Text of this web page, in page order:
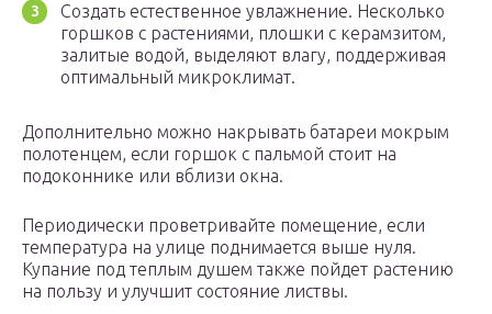
Создать естественное увлажнение. Несколько
горшков с растениями, плошки с керамзитом,
залитые водой, выделяют влагу, поддерживая
оптимальный микроклимат.
Дополнительно можно накрывать батареи мокрым
полотенцем, если горшок с пальмой стоит на
подоконнике или вблизи окна.
Периодически проветривайте помещение, если
температура на улице поднимается выше нуля.
Купание под теплым душем также пойдет растению
на пользу и улучшит состояние листвы.